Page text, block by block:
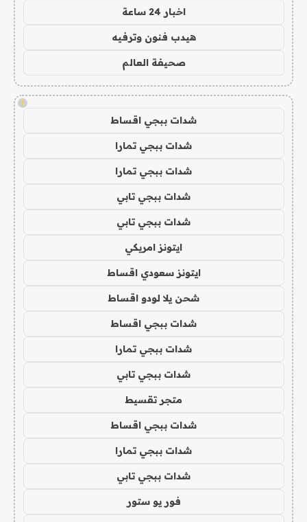
اخبار 24 ساعة
هيدب فنون وترفيه
صحيفة العالم
!
شدات ببجي اقساط
شدات ببجي تمارا
شدات ببجي تمارا
شدات ببجي تابي
شدات ببجي تابي
ايتونز امريكي
ايتونز سعودي اقساط
شحن يلا لودو اقساط
شدات ببجي اقساط
شدات ببجي تمارا
شدات ببجي تابي
متجر تقسيط
شدات ببجي اقساط
شدات ببجي تمارا
شدات ببجي تابي
فور يو ستور